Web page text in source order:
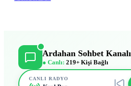
Ardahan Sohbet Kanalı
● Canlı: 219+ Kişi Bağlı
CANLI RADYO